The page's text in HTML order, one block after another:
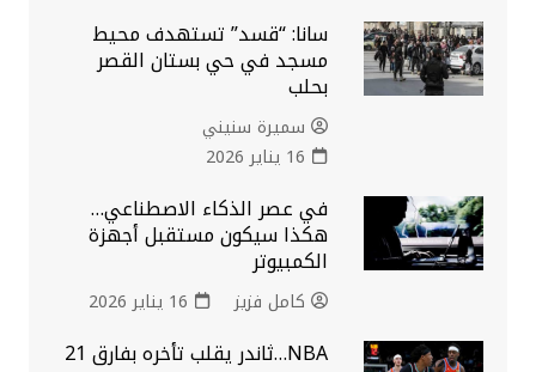
سانا: “قسد” تستهدف محيط
مسجد في حي بستان القصر
بحلب
سميرة سنيني
16 يناير 2026
في عصر الذكاء الاصطناعي…
هكذا سيكون مستقبل أجهزة
الكمبيوتر
كامل فزيز 16 يناير 2026
NBA…ثاندر يقلب تأخره بفارق 21